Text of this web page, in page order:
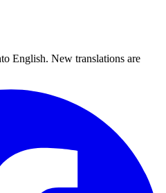
English. New translations are